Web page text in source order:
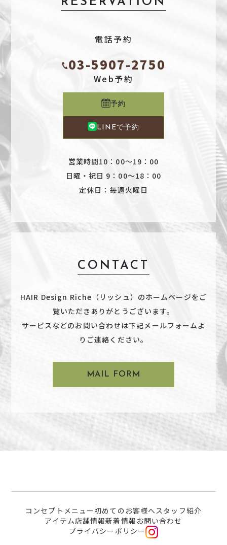
電話予約
03-5907-2750
Web予約
予約
LINEで予約
営業時間10：00～19：00
日曜・祝日 9：00～18：00
定休日：毎週火曜日
CONTACT
HAIR Design Riche（リッシュ）のホームページをご
覧いただきありがとうございます。
サービスなどのお問い合わせは下記メールフォームよ
りご連絡ください。
MAIL FORM
コンセプト メニュー初めてのお客様へ スタッフ紹介
アイテム店舗情報新着情報 お問い合わせ
プライバシーポリシー